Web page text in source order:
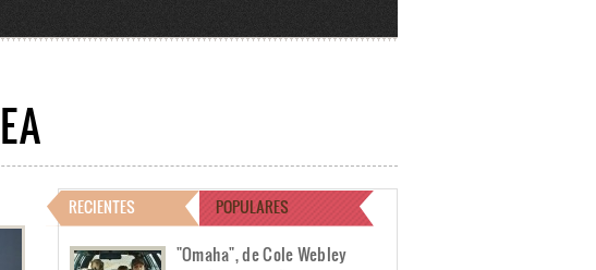
RECIENTES POPULARES
"Omaha", de Cole Webley